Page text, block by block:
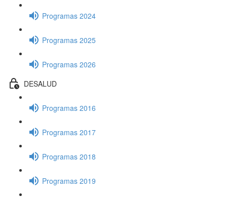
Programas 2024
Programas 2025
Programas 2026
DESALUD
Programas 2016
Programas 2017
Programas 2018
Programas 2019